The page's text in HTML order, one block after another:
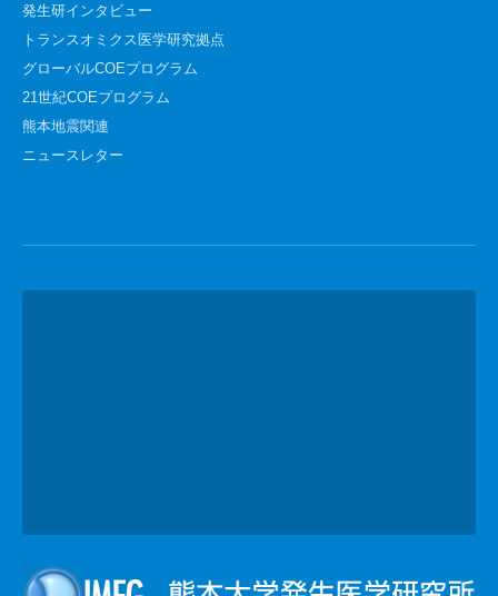
発生研インタビュー
トランスオミクス医学研究拠点
グローバルCOEプログラム
21世紀COEプログラム
熊本地震関連
ニュースレター